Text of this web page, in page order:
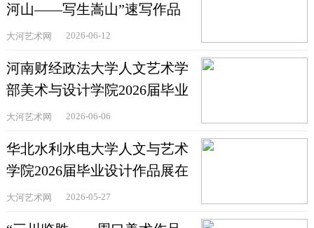
河山——写生嵩山”速写作品
欣赏
大河艺术网 2026-06-12
河南财经政法大学人文艺术学
部美术与设计学院2026届毕业
作品精品展举办
大河艺术网 2026-06-06
华北水利水电大学人文与艺术
学院2026届毕业设计作品展在
郑州举办
大河艺术网 2026-05-27